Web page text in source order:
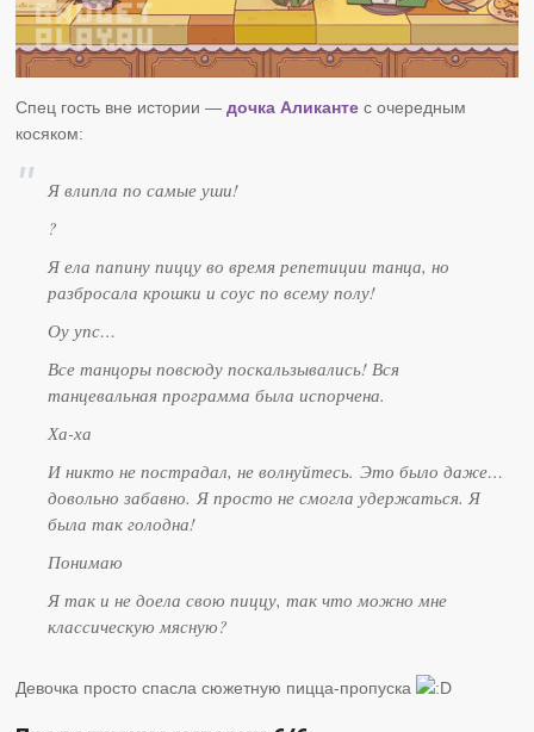
Спец гость вне истории —дочка Аликанте с очередным
косяком:
Я влипла по самые уши!
?
Я ела папину пиццу во время репетиции танца, но
разбросала крошки и соус по всему полу!
Оу упс…
Все танцоры повсюду поскальзывались! Вся
танцевальная программа была испорчена.
Ха-ха
И никто не пострадал, не волнуйтесь. Это было даже…
довольно забавно. Я просто не смогла удержаться. Я
была так голодна!
Понимаю
Я так и не доела свою пиццу, так что можно мне
классическую мясную?
Девочка просто спасла сюжетную пицца-пропуска